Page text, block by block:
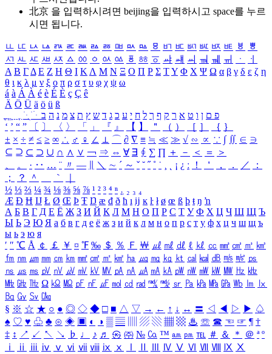
北京 을 입력하시려면 beijing을 입력하시고 space를 누르
시면 됩니다.
ㅥ ㅦ ㅧ ㅨ ㅩ ㅪ ㅫ ㅬ ㅭ ㅮ ㅯ ㅰ ㅱ ㅲ ㅳ ㅴ ㅵ ㅶ ㅷ ㅸ
ㅹ
ㅺ ㅻ ㅼ ㅽ ㅾ ㅿ ㆀ ㆁ ㆂ ㆃ ㆄ ㆅ ㆆ ㆇ ㆈ ㆉ ㆊ ㆋ ㆌ ㆍ
ㆎ
Α Β ΓΔ Ε Ζ Η Θ Ι ΚΛ Μ Ν Ξ Ο Π Ρ Σ ΤΥ Φ Χ Ψ Ω α β γ δ ε ζ η
θ ι κ λ μ ν ξ ο π ρ σ τ υ φ χ ψ ω
á à Á À é è É È ç Ç ê
Ä Ö Ü ä ö ü ß
ִֶֹ ֻּ ׁׂ פ ם ן ו ט א ר ק ף ך ל ח י ע כ ג ד ש ץ ת צ מ נ ה ב
‘ ’ “ ” 〔 〕 〈 〉 「 」 『 』 【 】 ＂ （ ） ［ ］ ｛ ｝
± × ÷ ≠ ≤ ≥ ∞ ∴ ♂ ♀ ∠ ⊥ ⌒ ∂ ∇ ≡ ≒ ≪ ≫ √ ∽ ∝ ∵ ∫ ∬ ∈ ∋
⊆ ⊇ ⊂ ⊃ ∪ ∩ ∧ ∨ ￢ ⇒ ⇔ ∀ ∃ ∮ ∑ ∏ ＋ － ＜ ＝
＞
、
。 · ‥ … ¨ 〃 ― ＼ ∼ ´ ～ ˇ ˘ ˝ ˚ ˙ ¸ ¡ ¿ ː ！ ＇ ， ． ／
：
；
？ ＾ ｀
½ ⅓ ⅔ ¼ ¾ ⅛ ⅜ ⅝ ⅞ ¹ ² ³ ⁴ ⁿ ₁ ₂ ₃ ₄
Æ Ð Ħ Ĳ Ł Ø Œ Þ Ŧ Ŋ æ đ ð ħ ı ĳ ĸ ŀ ł ø œ ß þ ŧ ŋ ŉ
А Б В Г Д Е Ё Ж З И Й К Л М Н О П Р С Т У Ф Х Ц Ч Ш Щ Ъ
Ы Ь Э Ю Я а б в г д е ё ж з и й к л м н о п р с т у ф х ц ч ш щ ъ
ы ь э ю я
′ ″ ℃ Å ￠ ￡ ￥ ¤ ℉ ‰ ＄ ％ Ｆ ￦ ㎕ ㎖ ㎗ ℓ ㎘ ㏄ ㎣ ㎤ ㎥ ㎦
㎙ ㎚ ㎛ ㎜ ㎝ ㎞ ㎟ ㎠ ㎡ ㎢ ㏊ ㎍ ㎎ ㎏ ㏏ ㎈ ㎉ ㏈ ㎧ ㎨ ㎰
㎱ ㎲ ㎳ ㎴ ㎵ ㎶ ㎷ ㎸ ㎹ ㎀ ㎁ ㎂ ㎃ ㎄ ㎺ ㎻ ㎽ ㎾ ㎿ ㎐ ㎑
㎒ ㎓ ㎔ Ω ㏀ ㏁ ㎊ ㎋ ㎌ ㏖ ㏅ ㎭ ㎮ ㎯ ㏛ ㎩ ㎪ ㎫ ㎬ ㏝ ㏐
㏓
㏃ ㏉ ㏜ ㏆
§ ※ ☆ ★ ○ ● ◎ ◇ ◆ □ ■ △ ▽ → ← ↑ ↓ ↔ 〓 ◁ ◀ ▷ ▶ ♤
♠ ♡ ♥ ♧ ♣ ⊙ ◈ ▣ ◐ ◑ ▒ ▤ ▨ ▧ ▦ ▩ ♨ ☏ ☎ ☜ ☞ ¶ †
‡ ↕ ↗ ↙ ↖ ↘ ♭ ♩ ♪ ♬ ㉿ ㈜ № ㏇ ™ ㏂ ㏘ ℡ ＃ ＆ ＊ ＠ ª º
ⅰ
ⅱ ⅲ ⅳ ⅴ ⅵ ⅶ ⅷ ⅸ ⅹ Ⅳ Ⅴ Ⅵ Ⅶ Ⅷ Ⅸ Ⅹ